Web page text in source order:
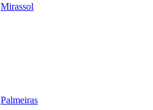
Mirassol
Palmeiras